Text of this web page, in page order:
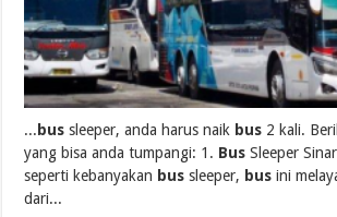
... bus sleeper, anda harus naik bus 2 kali.
yang bisa anda tumpangi: 1. Bus Sleeper
seperti kebanyakan bus sleeper, bus ini
dari...